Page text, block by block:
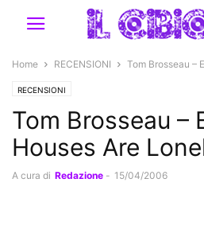
Home RECENSIONI Tom Brosseau –
RECENSIONI
Tom Brosseau –
Houses Are
A cura di Redazione - 15/04/2006